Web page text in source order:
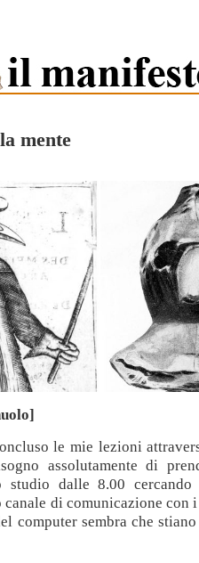
mente
le mie lezioni
assolutamente di
studio dalle 8.00
di comunicazione con
computer sembra che